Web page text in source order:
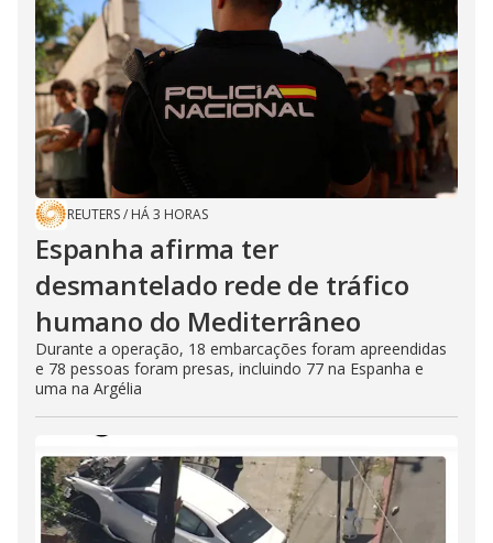
REUTERS/ HÁ 3 HORAS
Espanha afirma ter
desmantelado rede de tráfico
humano do Mediterrâneo
Durante a operação, 18 embarcações foram apreendidas
e 78 pessoas foram presas, incluindo 77 na Espanha e
uma na Argélia